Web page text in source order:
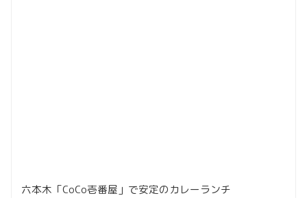
六本木「CoCo壱番屋」で安定のカレーランチ